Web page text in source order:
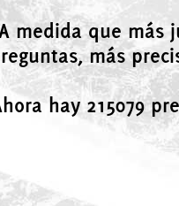
medida que más
más
hay 215079